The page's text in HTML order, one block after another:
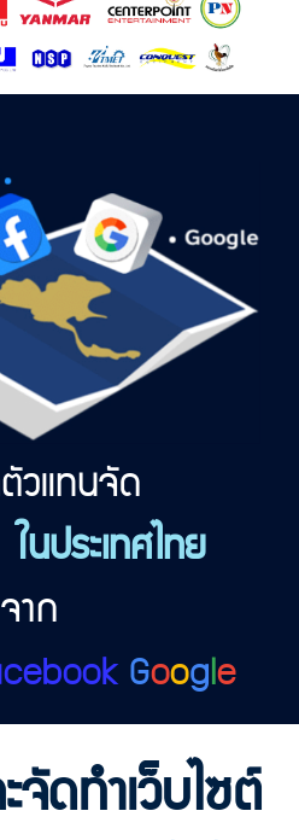
วแทนจัด
ในประเทศไทย
จาก
Google
ดทำเว็บไซต์